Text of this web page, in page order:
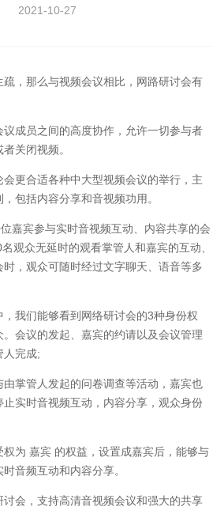
2021-10-27
，那么与视频会议相比，网路研讨会有
议成员之间的高度协作，允许一切参与者
关闭视频。
更合适各种中大型视频会议的举行，主
包括内容分享和音视频功用。
宾参与实时音视频互动、内容共享的会
观众无延时的观看掌管人和嘉宾的互动、
，观众可随时经过文字聊天、语音等多
我们能够看到网络研讨会的3种身份权
会议的发起、嘉宾的约请以及会议管理
人完成;
掌管人发起的问卷调查等活动，嘉宾也
实时音视频互动，内容分享，观众身份
为 嘉宾 的权益，设置成嘉宾后，能够与
音频互动和内容分享。
讨会，支持高清音视频会议和强大的共享